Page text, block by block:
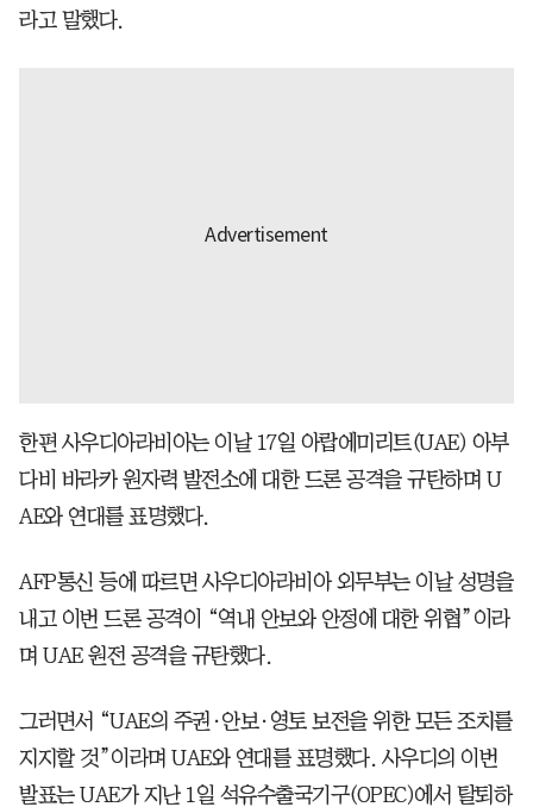
라고 말했다.
한편 사우디아라비아는 이날 17일 아랍에미리트(UAE) 아부
다비 바라카 원자력 발전소에 대한 드론 공격을 규탄하며 U
AE와 연대를 표명했다.
AFP통신 등에 따르면 사우디아라비아 외무부는 이날 성명을
내고 이번 드론 공격이 “역내 안보와 안정에 대한 위협”이라
며 UAE 원전 공격을 규탄했다.
그러면서 “UAE의 주권·안보·영토 보전을 위한 모든 조치를
지지할 것”이라며 UAE와 연대를 표명했다. 사우디의 이번
발표는 UAE가 지난 1일 석유수출국기구(OPEC)에서 탈퇴하